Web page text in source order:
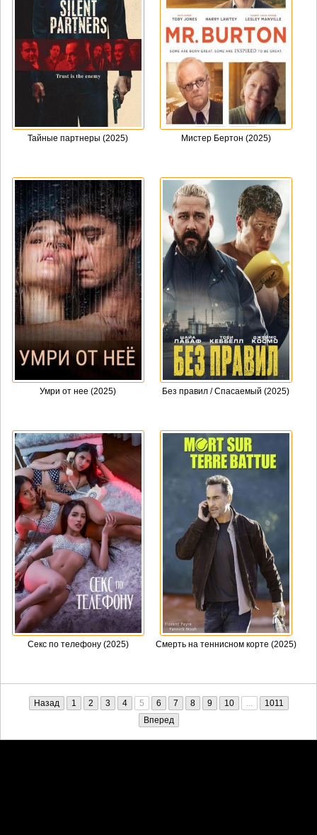
Тайные партнеры (2025) Мистер Бертон (2025)
Умри от нее (2025) Без правил / Спасаемый (2025)
Секс по телефону (2025) Смерть на теннисном корте (2025)
Назад 1 2 3 4 5 6 7 8 9 10 ...
1011
Вперед